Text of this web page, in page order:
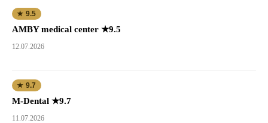
★ 9.5
AMBY medical center ★9.5
12.07.2026
★ 9.7
M-Dental ★9.7
11.07.2026